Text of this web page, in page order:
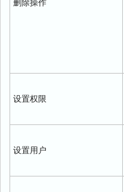
删除操作
设置权限
设置用户